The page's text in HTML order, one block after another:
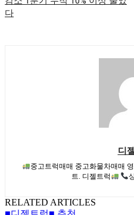
다
디
중고트럭매매 중고화물차매매
트. 디젤트럭
RELATED ARTICLES